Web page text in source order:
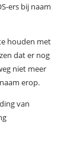
ers bij naam
houden met
dat er nog
niet meer
erop.
van